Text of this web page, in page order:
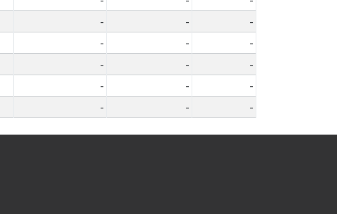
- -
-
- -
-
- -
-
- -
-
- - -